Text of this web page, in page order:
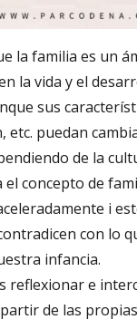
la familia es un
la vida y el
sus
etc. puedan
de la
el concepto de
i
con lo
infancia.
reflexionar e
de las